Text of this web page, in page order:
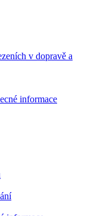
v dopravě a
informace